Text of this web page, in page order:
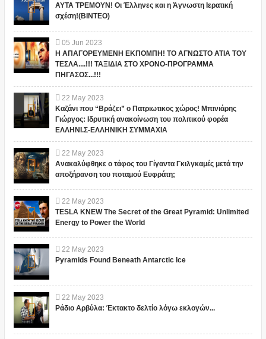
ΑΥΤΑ ΤΡΕΜΟΥΝ! Οι Έλληνες και η Άγνωστη Ιερατική
σχέση!(ΒΙΝΤΕΟ)
05 Jun 2023
Η ΑΠΑΓΟΡΕΥΜΕΝΗ ΕΚΠΟΜΠΗ! ΤΟ ΑΓΝΩΣΤΟ ΑΤΙΑ ΤΟΥ
ΤΕΣΛΑ....!!! ΤΑΞΙΔΙΑ ΣΤΟ ΧΡΟΝΟ-ΠΡΟΓΡΑΜΜΑ
ΠΗΓΑΣΟΣ...!!!
22 May 2023
Καζάνι που “Βράζει” ο Πατριωτικος χώρος! Μπινιάρης
Γιώργος: Ιδρυτική ανακοίνωση του πολιτικού φορέα
ΕΛΛΗΝΙ.Σ-ΕΛΛΗΝΙΚΗ ΣΥΜΜΑΧΙΑ
22 May 2023
Ανακαλύφθηκε ο τάφος του Γίγαντα Γκιλγκαμές μετά την
αποξήρανση του ποταμού Ευφράτη;
22 May 2023
TESLA KNEW The Secret of the Great Pyramid: Unlimited
Energy to Power the World
22 May 2023
Pyramids Found Beneath Antarctic Ice
22 May 2023
Ράδιο Αρβύλα: Έκτακτο δελτίο λόγω εκλογών...